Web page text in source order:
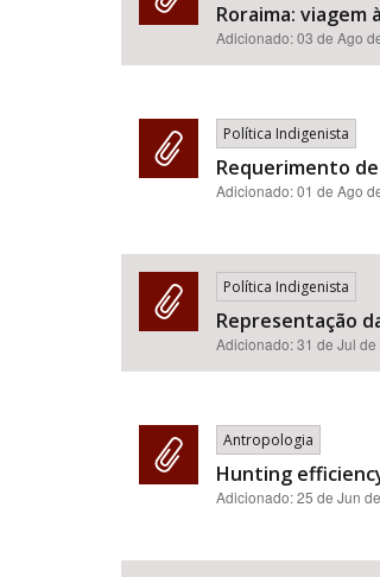
Roraima: viagem
Adicionado:03 de Ago
Política Indigenista
Requerimento
Adicionado:01 de Ago
Política Indigenista
Representação
Adicionado:31 de Jul de
Antropologia
Hunting
Adicionado:25 de Jun